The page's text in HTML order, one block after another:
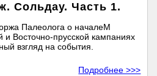
Сольдау. Часть 1.
Палеолога о началеМ
Восточно-прусской кампаниях
взгляд на события.
Подробнее >>>